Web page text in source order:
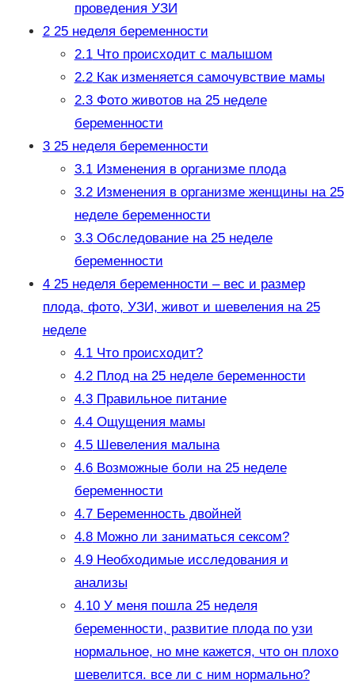
проведения УЗИ
225 неделя беременности
2.1Что происходит с малышом
2.2Как изменяется самочувствие мамы
2.3Фото животов на 25 неделе
беременности
325 неделя беременности
3.1Изменения в организме плода
3.2Изменения в организме женщины на 25
неделе беременности
3.3Обследование на 25 неделе
беременности
425 неделя беременности – вес и размер
плода, фото, УЗИ, живот и шевеления на 25
неделе
4.1Что происходит?
4.2Плод на 25 неделе беременности
4.3Правильное питание
4.4Ощущения мамы
4.5Шевеления малына
4.6Возможные боли на 25 неделе
беременности
4.7Беременность двойней
4.8Можно ли заниматься сексом?
4.9Необходимые исследования и
анализы
4.10У меня пошла 25 неделя
беременности, развитие плода по узи
нормальное, но мне кажется, что он плохо
шевелится. все ли с ним нормально?